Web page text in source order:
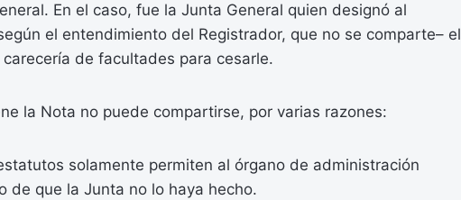
En el caso, fue la Junta General quien designó al
el entendimiento del Registrador, que no se comparte– el
de facultades para cesarle.
la Nota no puede compartirse, por varias razones:
solamente permiten al órgano de administración
de que la Junta no lo haya hecho.